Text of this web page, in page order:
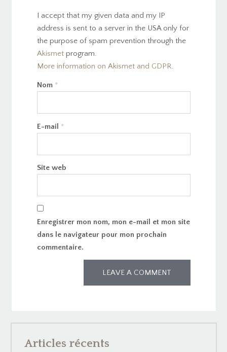
I accept that my given data and my IP
address is sent to a server in the USA only for
the purpose of spam prevention through the
Akismetprogram.
More information on Akismet and GDPR.
Nom *
E-mail *
Site web
Enregistrer mon nom, mon e-mail et mon site
dans le navigateur pour mon prochain
commentaire.
Articles récents